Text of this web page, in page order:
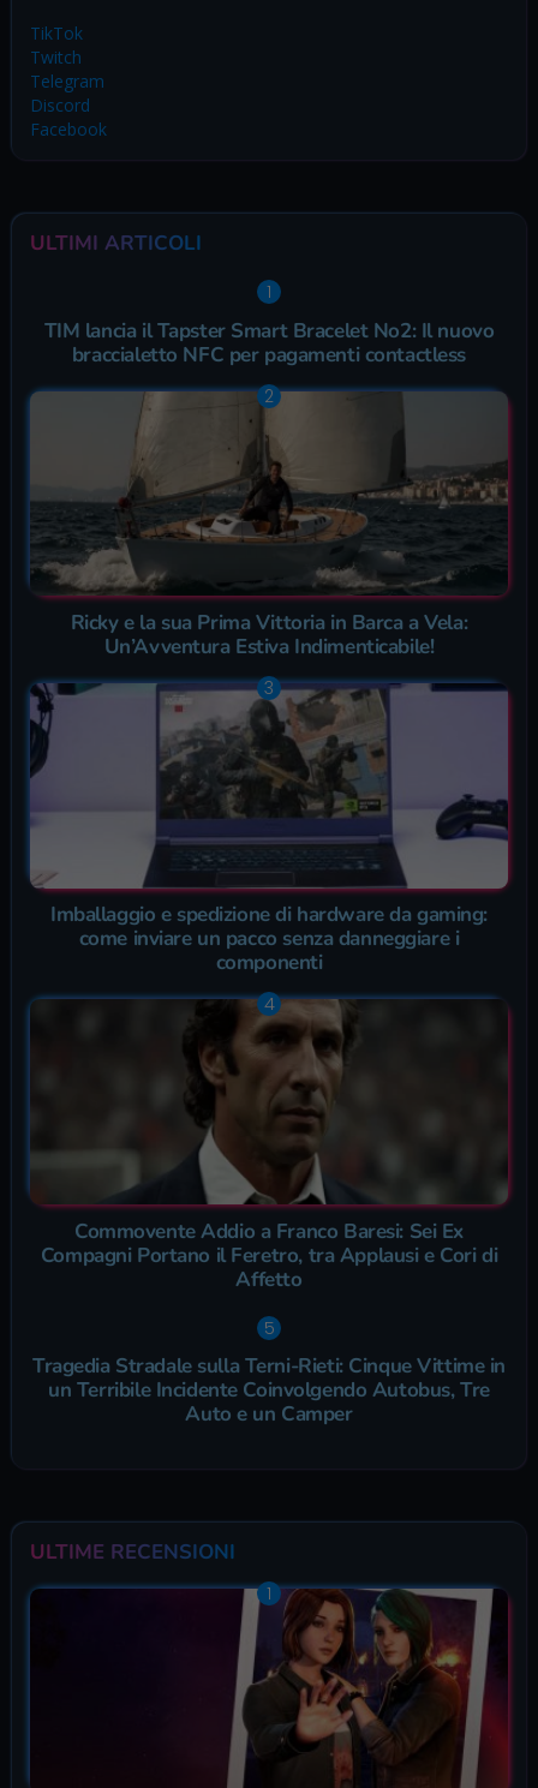
TikTok
Twitch
Telegram
Discord
Facebook
ULTIMI ARTICOLI
TIM lancia il Tapster Smart Bracelet No2: Il nuovo
braccialetto NFC per pagamenti contactless
Ricky e la sua Prima Vittoria in Barca a Vela:
Un’Avventura Estiva Indimenticabile!
Imballaggio e spedizione di hardware da gaming:
come inviare un pacco senza danneggiare i
componenti
Commovente Addio a Franco Baresi: Sei Ex
Compagni Portano il Feretro, tra Applausi e Cori di
Affetto
Tragedia Stradale sulla Terni-Rieti: Cinque Vittime in
un Terribile Incidente Coinvolgendo Autobus, Tre
Auto e un Camper
ULTIME RECENSIONI